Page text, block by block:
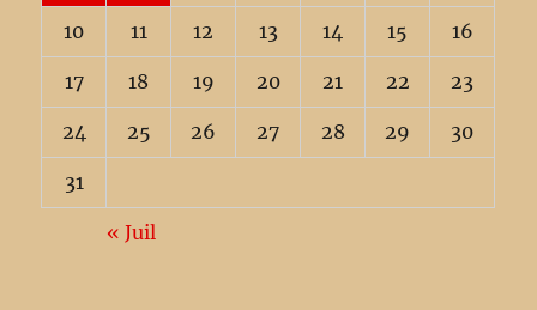
10 11 12 13 14 15 16
17 18 19 20 21 22 23
24 25 26 27 28 29 30
31
« Juil